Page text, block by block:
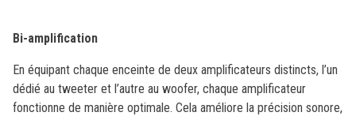
Bi-amplification
En équipant chaque enceinte de deux amplificateurs distincts, l’un
dédié au tweeter et l’autre au woofer, chaque amplificateur
fonctionne de manière optimale. Cela améliore la précision sonore,